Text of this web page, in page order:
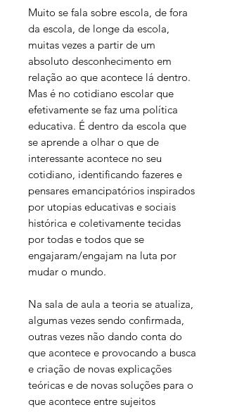
Muito se fala sobre escola, de fora
da escola, de longe da escola,
muitas vezes a partir de um
absoluto desconhecimento em
relação ao que acontece lá dentro.
Mas é no cotidiano escolar que
efetivamente se faz uma política
educativa. É dentro da escola que
se aprende a olhar o que de
interessante acontece no seu
cotidiano, identificando fazeres e
pensares emancipatórios inspirados
por utopias educativas e sociais
histórica e coletivamente tecidas
por todas e todos que se
engajaram/engajam na luta por
mudar o mundo.
Na sala de aula a teoria se atualiza,
algumas vezes sendo confirmada,
outras vezes não dando conta do
que acontece e provocando a busca
e criação de novas explicações
teóricas e de novas soluções para o
que acontece entre sujeitos